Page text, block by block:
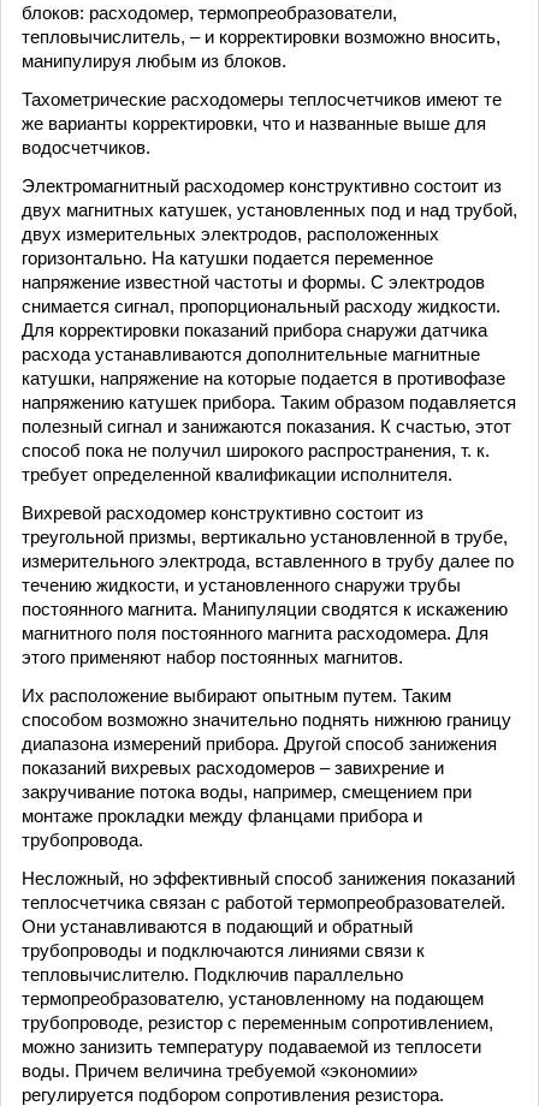
блоков: расходомер, термопреобразователи,
тепловычислитель, – и корректировки возможно вносить,
манипулируя любым из блоков.
Тахометрические расходомеры теплосчетчиков имеют те
же варианты корректировки, что и названные выше для
водосчетчиков.
Электромагнитный расходомер конструктивно состоит из
двух магнитных катушек, установленных под и над трубой,
двух измерительных электродов, расположенных
горизонтально. На катушки подается переменное
напряжение известной частоты и формы. С электродов
снимается сигнал, пропорциональный расходу жидкости.
Для корректировки показаний прибора снаружи датчика
расхода устанавливаются дополнительные магнитные
катушки, напряжение на которые подается в противофазе
напряжению катушек прибора. Таким образом подавляется
полезный сигнал и занижаются показания. К счастью, этот
способ пока не получил широкого распространения, т. к.
требует определенной квалификации исполнителя.
Вихревой расходомер конструктивно состоит из
треугольной призмы, вертикально установленной в трубе,
измерительного электрода, вставленного в трубу далее по
течению жидкости, и установленного снаружи трубы
постоянного магнита. Манипуляции сводятся к искажению
магнитного поля постоянного магнита расходомера. Для
этого применяют набор постоянных магнитов.
Их расположение выбирают опытным путем. Таким
способом возможно значительно поднять нижнюю границу
диапазона измерений прибора. Другой способ занижения
показаний вихревых расходомеров – завихрение и
закручивание потока воды, например, смещением при
монтаже прокладки между фланцами прибора и
трубопровода.
Несложный, но эффективный способ занижения показаний
теплосчетчика связан с работой термопреобразователей.
Они устанавливаются в подающий и обратный
трубопроводы и подключаются линиями связи к
тепловычислителю. Подключив параллельно
термопреобразователю, установленному на подающем
трубопроводе, резистор с переменным сопротивлением,
можно занизить температуру подаваемой из теплосети
воды. Причем величина требуемой «экономии»
регулируется подбором сопротивления резистора.